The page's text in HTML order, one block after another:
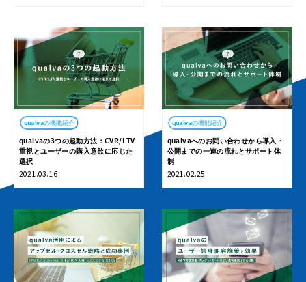
qualvaの機能紹介
qualvaの3つの起動方法：CVR/LTV
重視とユーザーの購入意欲に応じた
選択
2021.03.16
qualvaの機能紹介
qualvaへのお問い合わせから導入・
公開までの一連の流れとサポート体
制
2021.02.25